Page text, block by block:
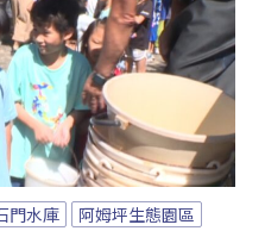
門水庫
阿姆坪生態園區